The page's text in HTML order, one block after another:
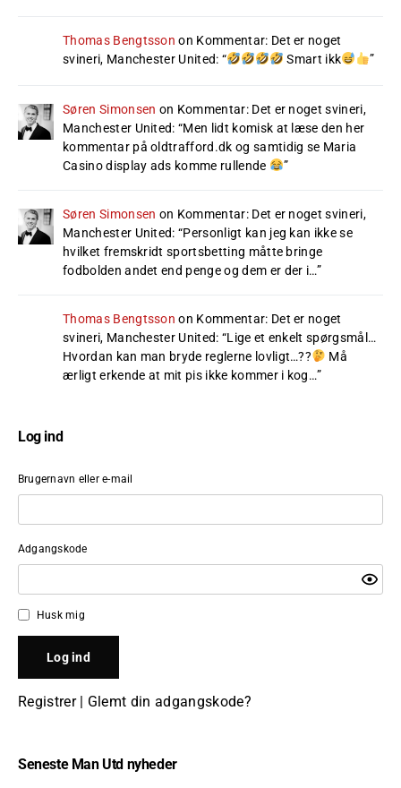
Thomas Bengtsson on Kommentar: Det er noget
svineri, Manchester United: “ Smart ikk ”
Søren Simonsen on Kommentar: Det er noget svineri,
Manchester United: “Men lidt komisk at læse den her
kommentar på oldtrafford.dk og samtidig se Maria
Casino display ads komme rullende
”
Søren Simonsen on Kommentar: Det er noget svineri,
Manchester United: “Personligt kan jeg kan ikke se
hvilket fremskridt sportsbetting måtte bringe
fodbolden andet end penge og dem er der i…”
Thomas Bengtsson on Kommentar: Det er noget
svineri, Manchester United: “Lige et enkelt spørgsmål…
Hvordan kan man bryde reglerne lovligt…??
Må
ærligt erkende at mit pis ikke kommer i kog…”
Log ind
Brugernavn eller e-mail
Adgangskode
Husk mig
Registrer| Glemt din adgangskode?
Seneste Man Utd nyheder